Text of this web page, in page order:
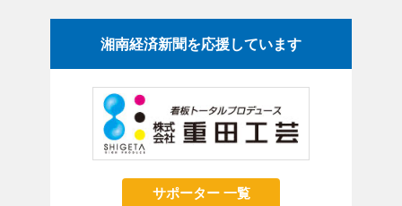
湘南経済新聞を応援しています
サポーター 一覧